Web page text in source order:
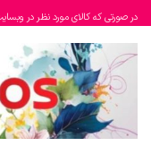
در صورتی که کالای مورد نظر در